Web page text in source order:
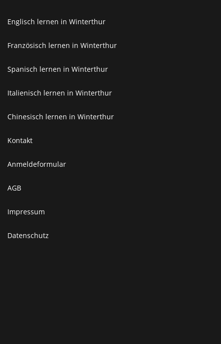
Englisch lernen in Winterthur
Französisch lernen in Winterthur
Spanisch lernen in Winterthur
Italienisch lernen in Winterthur
Chinesisch lernen in Winterthur
Kontakt
Anmeldeformular
AGB
Impressum
Datenschutz